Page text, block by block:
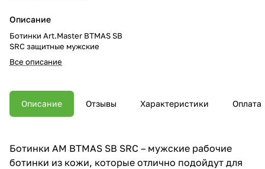
Описание
Ботинки Art.Master BTMAS SB
SRС защитные мужские
Все описание
Описание Отзывы Характеристики Оплата
Ботинки AM BTMAS SB SRС – мужские рабочие
ботинки из кожи, которые отлично подойдут для